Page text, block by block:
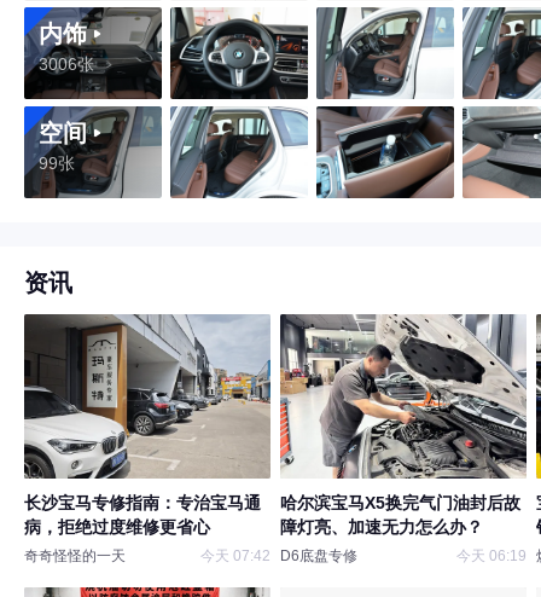
内饰
3006张
空间
99张
资讯
长沙宝马专修指南：专治宝马通
病，拒绝过度维修更省心
奇奇怪怪的一天 今天 07:42
哈尔滨宝马X5换完气门油封后故
障灯亮、加速无力怎么办？
D6底盘专修 今天 06:19